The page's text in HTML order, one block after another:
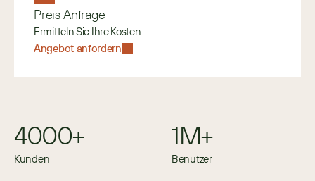
Preis Anfrage
Ermitteln Sie Ihre Kosten.
Angebot anfordern
4000+
Kunden
1M+
Benutzer